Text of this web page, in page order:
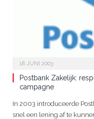
18 JUNI 2003
Postbank Zakelijk:
campagne
In 2003 introduceerde
snel een lening af te